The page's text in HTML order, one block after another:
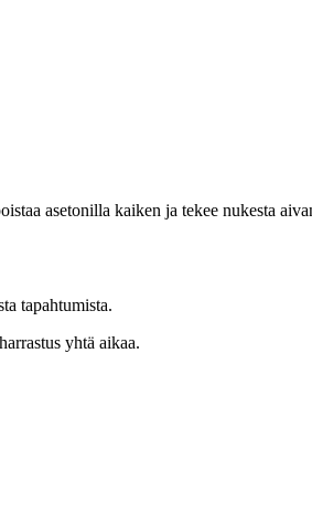
asetonilla kaiken ja tekee nukesta
tapahtumista.
yhtä aikaa.